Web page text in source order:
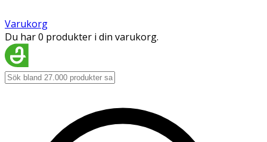
Varukorg
Du har 0 produkter i din varukorg.